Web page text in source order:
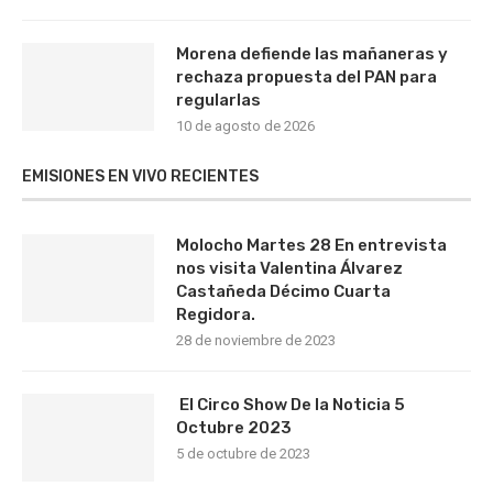
Morena defiende las mañaneras y
rechaza propuesta del PAN para
regularlas
10 de agosto de 2026
EMISIONES EN VIVO RECIENTES
Molocho Martes 28 En entrevista
nos visita Valentina Álvarez
Castañeda Décimo Cuarta
Regidora.
28 de noviembre de 2023
El Circo Show De la Noticia 5
Octubre 2023
5 de octubre de 2023